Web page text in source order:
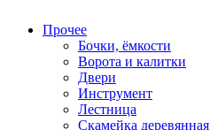
Прочее
Бочки, ёмкости
Ворота и калитки
Двери
Инструмент
Лестница
Скамейка деревянная